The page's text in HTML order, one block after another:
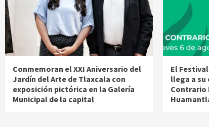
Conmemoran el XXI Aniversario del
Jardín del Arte de Tlaxcala con
exposición pictórica en la Galería
Municipal de la capital
El
llega a su
Contrario